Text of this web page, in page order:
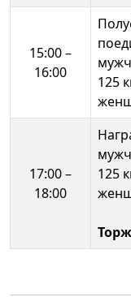
15:00 –
16:00
125
17:00 –
18:00
125